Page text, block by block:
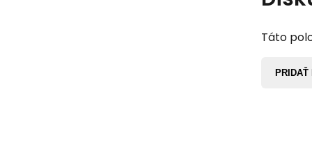
Táto
PRIDAŤ